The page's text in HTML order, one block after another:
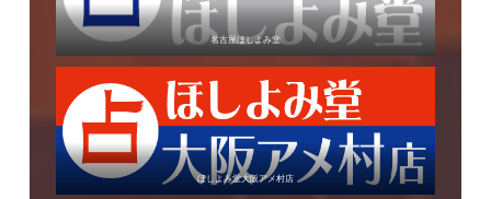
名古屋ほしよみ堂
ほしよみ堂大阪アメ村店